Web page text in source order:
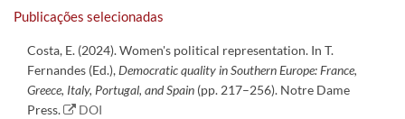
Publicações selecionadas
Costa, E. (2024). Women's political representation. In T.
Fernandes (Ed.),Democratic quality in Southern Europe: France,
Greece, Italy, Portugal, and Spain (pp. 217–256). Notre Dame
Press.
DOI